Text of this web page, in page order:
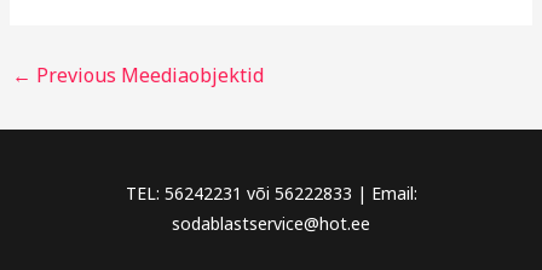
← Previous Meediaobjektid
TEL: 56242231 või 56222833 | Email:
sodablastservice@hot.ee